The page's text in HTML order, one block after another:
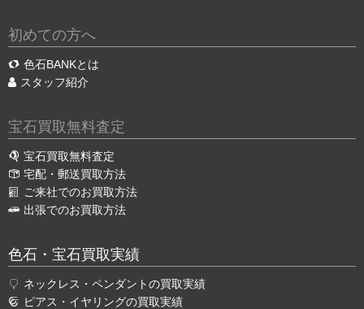
初めての方へ
色石BANKとは
スタッフ紹介
宝石買取無料査定
宝石買取無料査定
宅配・郵送買取方法
ご来社でのお買取方法
出張でのお買取方法
色石・宝石買取実績
ネックレス・ペンダントの買取実績
ピアス・イヤリングの買取実績